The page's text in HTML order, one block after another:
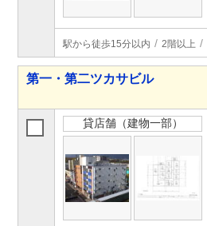
駅から徒歩15分以内 2階以上
第一・第二ツカサビル
貸店舗（建物一部）